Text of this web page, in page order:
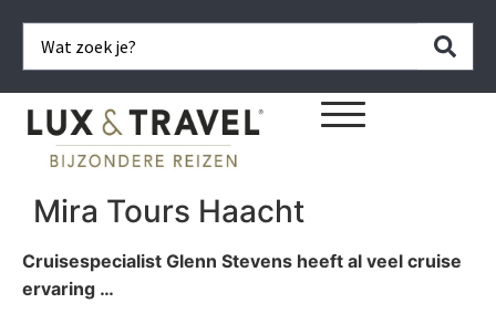
Mira Tours Haacht
Cruisespecialist Glenn Stevens heeft al veel cruise
ervaring …